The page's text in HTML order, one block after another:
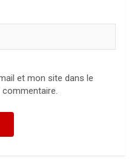
et mon site dans le